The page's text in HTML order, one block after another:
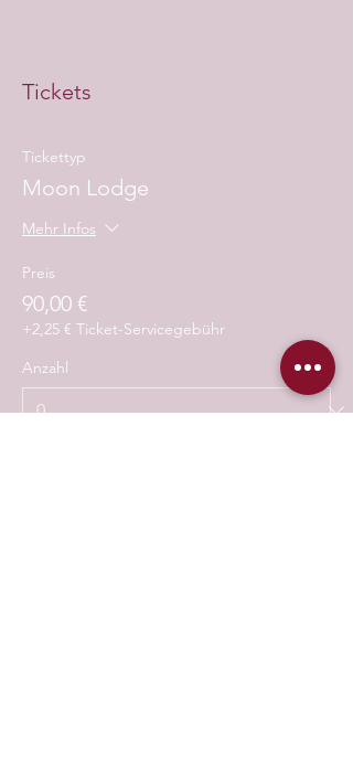
Tickets
Tickettyp
Moon Lodge
Mehr Infos
Preis
90,00 €
+2,25 € Ticket-Servicegebühr
Anzahl